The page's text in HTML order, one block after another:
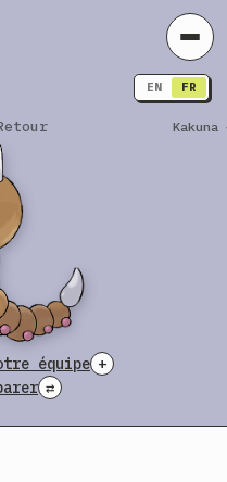
EN FR
Kakuna
équipe +
⇄